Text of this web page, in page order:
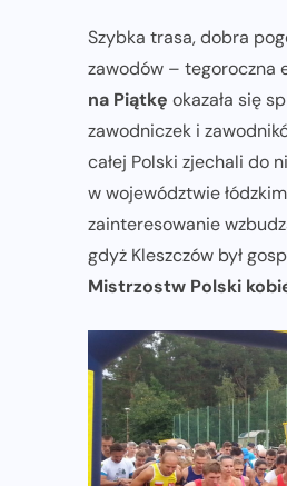
Szybka trasa, dobra
zawodów – tegoroczna
na Piątkę okazała się
zawodniczek i
całej Polski zjechali do
w województwie
zainteresowanie
gdyż Kleszczów był
Mistrzostw Polski